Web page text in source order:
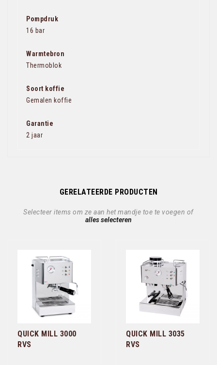
Pompdruk
16 bar
Warmtebron
Thermoblok
Soort koffie
Gemalen koffie
Garantie
2 jaar
GERELATEERDE PRODUCTEN
Selecteer items om ze aan het mandje toe te voegen of
alles selecteren
QUICK MILL 3000
RVS
QUICK MILL 3035
RVS